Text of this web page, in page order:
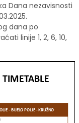
Dana nezavisnosti
dana po
linije 1, 2, 6, 10,